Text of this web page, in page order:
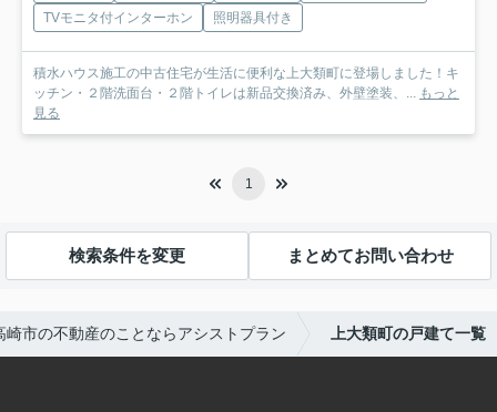
TVモニタ付インターホン
照明器具付き
積水ハウス施工の中古住宅が生活に便利な上大類町に登場しました！キ
ッチン・２階洗面台・２階トイレは新品交換済み、外壁塗装、...
もっと
見る
1
検索条件を変更 まとめてお問い合わせ
崎市の不動産のことならアシストプラン 上大類町の戸建て一覧